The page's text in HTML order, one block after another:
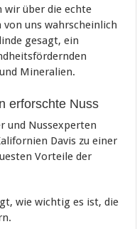
wir über die echte
von uns wahrscheinlich
gesagt, ein
Mineralien.
erforschte Nuss
und Nussexperten
Davis zu einer
Vorteile der
wie wichtig es ist, die